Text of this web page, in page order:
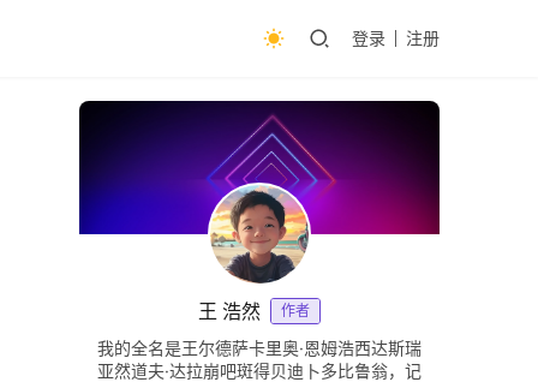
登录 注册
王 浩然 作者
我的全名是王尔德萨卡里奥·恩姆浩西达斯瑞
亚然道夫·达拉崩吧斑得贝迪卜多比鲁翁，记